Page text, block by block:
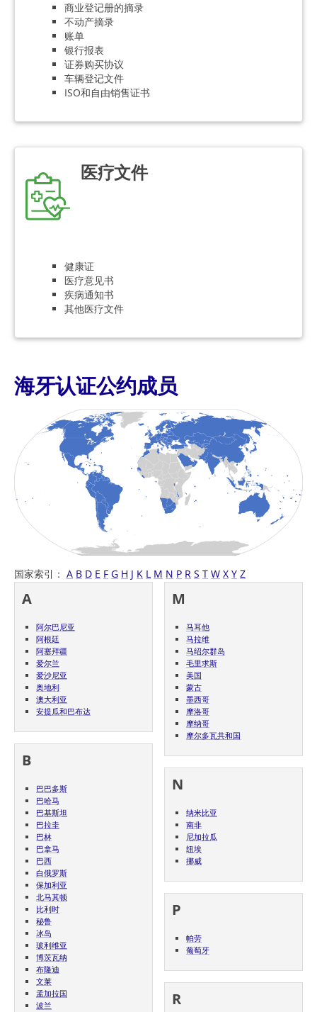
商业登记册的摘录
不动产摘录
账单
银行报表
证券购买协议
车辆登记文件
ISO和自由销售证书
医疗文件
健康证
医疗意见书
疾病通知书
其他医疗文件
海牙认证公约成员
国家索引： A B D E F G H J K L M N P R S T W X Y Z
A
阿尔巴尼亚
阿根廷
阿塞拜疆
爱尔兰
爱沙尼亚
奥地利
澳大利亚
安提瓜和巴布达
B
巴巴多斯
巴哈马
巴基斯坦
巴拉圭
巴林
巴拿马
巴西
白俄罗斯
保加利亚
北马其顿
比利时
秘鲁
冰岛
玻利维亚
博茨瓦纳
布隆迪
文莱
孟加拉国
波兰
M
马耳他
马拉维
马绍尔群岛
毛里求斯
美国
蒙古
墨西哥
摩洛哥
摩纳哥
摩尔多瓦共和国
N
纳米比亚
南非
尼加拉瓜
纽埃
挪威
P
帕劳
葡萄牙
R